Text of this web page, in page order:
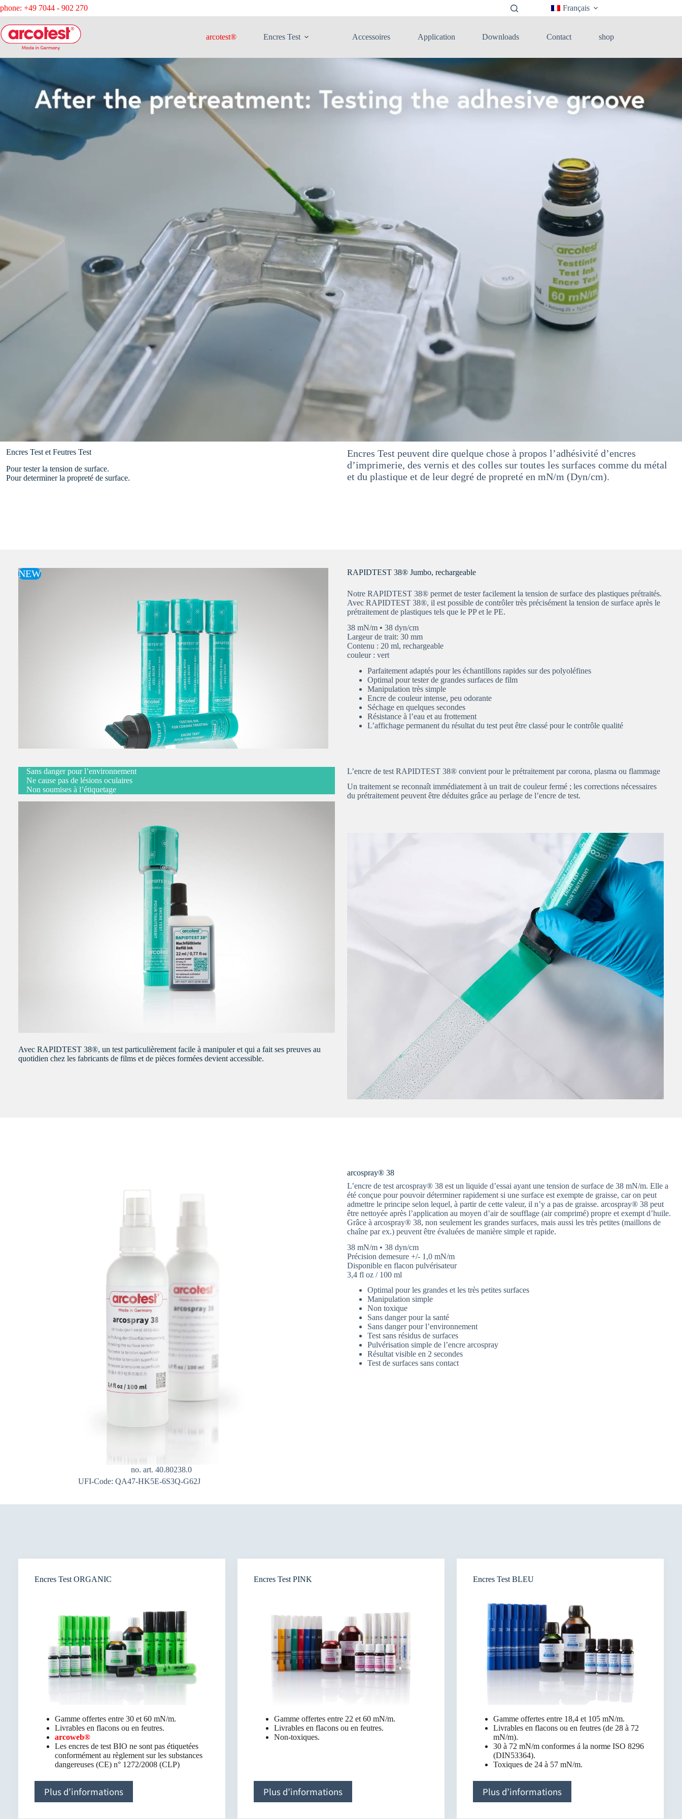
phone: +49 7044 - 902 270 Français
arcotest® Encres Test Accessoires Application Downloads Contact shop
Encres Test et Feutres Test
Pour tester la tension de surface.
Pour determiner la propreté de surface.
Encres Test peuvent dire quelque chose à propos l’adhésivité d’encres
d’imprimerie, des vernis et des colles sur toutes les surfaces comme du métal
et du plastique et de leur degré de propreté en mN/m (Dyn/cm).
NEW RAPIDTEST 38® Jumbo, rechargeable
Notre RAPIDTEST 38® permet de tester facilement la tension de surface des plastiques prétraités.
Avec RAPIDTEST 38®, il est possible de contrôler très précisément la tension de surface après le
prétraitement de plastiques tels que le PP et le PE.
38 mN/m • 38 dyn/cm
Largeur de trait: 30 mm
Contenu : 20 ml, rechargeable
couleur : vert
Parfaitement adaptés pour les échantillons rapides sur des polyoléfines
Optimal pour tester de grandes surfaces de film
Manipulation très simple
Encre de couleur intense, peu odorante
Séchage en quelques secondes
Résistance à l’eau et au frottement
L’affichage permanent du résultat du test peut être classé pour le contrôle qualité
Sans danger pour l’environnement
Ne cause pas de lésions oculaires
Non soumises à l’étiquetage
Avec RAPIDTEST 38®, un test particulièrement facile à manipuler et qui a fait ses preuves au
quotidien chez les fabricants de films et de pièces formées devient accessible.
L’encre de test RAPIDTEST 38® convient pour le prétraitement par corona, plasma ou flammage
Un traitement se reconnaît immédiatement à un trait de couleur fermé ; les corrections nécessaires
du prétraitement peuvent être déduites grâce au perlage de l’encre de test.
no. art. 40.80238.0
UFI-Code: QA47-HK5E-6S3Q-G62J
arcospray® 38
L’encre de test arcospray® 38 est un liquide d’essai ayant une tension de surface de 38 mN/m. Elle a
été conçue pour pouvoir déterminer rapidement si une surface est exempte de graisse, car on peut
admettre le principe selon lequel, à partir de cette valeur, il n’y a pas de graisse. arcospray® 38 peut
être nettoyée après l’application au moyen d’air de soufflage (air comprimé) propre et exempt d’huile.
Grâce à arcospray® 38, non seulement les grandes surfaces, mais aussi les très petites (maillons de
chaîne par ex.) peuvent être évaluées de manière simple et rapide.
38 mN/m • 38 dyn/cm
Précision demesure +/- 1,0 mN/m
Disponible en flacon pulvérisateur
3,4 fl oz / 100 ml
Optimal pour les grandes et les très petites surfaces
Manipulation simple
Non toxique
Sans danger pour la santé
Sans danger pour l’environnement
Test sans résidus de surfaces
Pulvérisation simple de l’encre arcospray
Résultat visible en 2 secondes
Test de surfaces sans contact
Encres Test ORGANIC
Gamme offertes entre 30 et 60 mN/m.
Livrables en flacons ou en feutres.
arcoweb®
Les encres de test BIO ne sont pas étiquetées
conformément au règlement sur les substances
dangereuses (CE) n° 1272/2008 (CLP)
Plus d’informations
Encres Test PINK
Gamme offertes entre 22 et 60 mN/m.
Livrables en flacons ou en feutres.
Non-toxiques.
Plus d’informations
Encres Test BLEU
Gamme offertes entre 18,4 et 105 mN/m.
Livrables en flacons ou en feutres (de 28 à 72
mN/m).
30 à 72 mN/m conformes á la norme ISO 8296
(DIN53364).
Toxiques de 24 à 57 mN/m.
Plus d’informations